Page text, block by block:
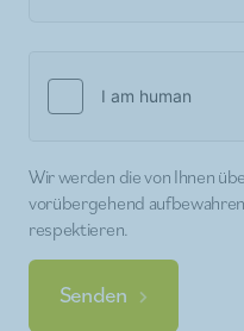
Wir werden die von Ihnen
vorübergehend
respektieren.
Senden